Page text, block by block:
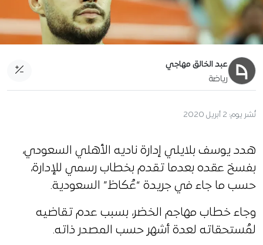
عبد الخالق مهاجي
رياضة
نُشر يوم: 2 أبريل 2020
هدد يوسف بلايلي إدارة ناديه الأهلي السعودي،
بفسخ عقده بعدما تقدم بخطاب رسمي للإدارة،
حسب ما جاء في جريدة “عُكاظ” السعودية.
وجاء خطاب مهاجم الخضر، بسبب عدم تقاضيه
لمُستحقاته لعدة أشهر حسب المصدر ذاته.